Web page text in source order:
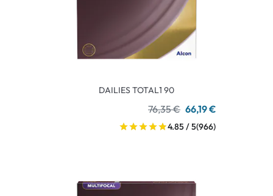
DAILIES TOTAL1 90
76,35 € 66,19 €
4.85 / 5(966)